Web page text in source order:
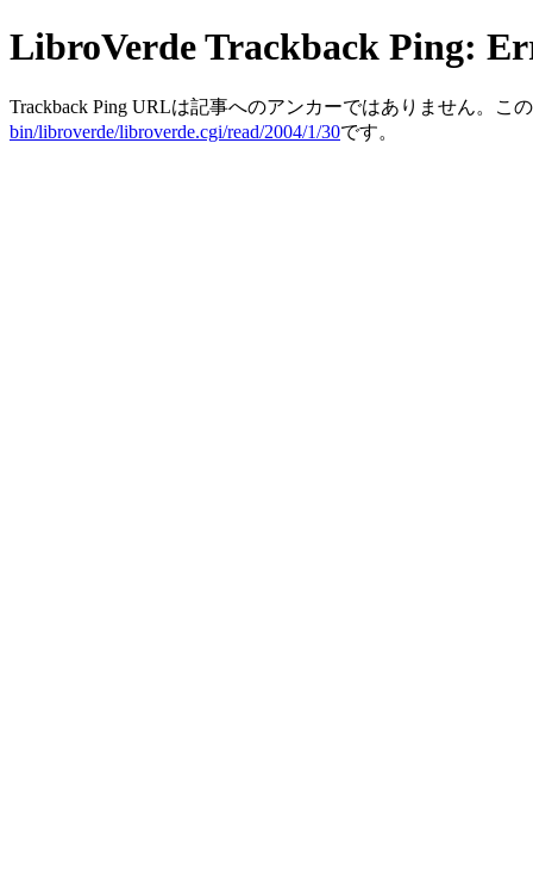
LibroVerde Trackback Ping:
Trackback Ping URLは記事へのアンカーではありません。こ
bin/libroverde/libroverde.cgi/read/2004/1/30です。